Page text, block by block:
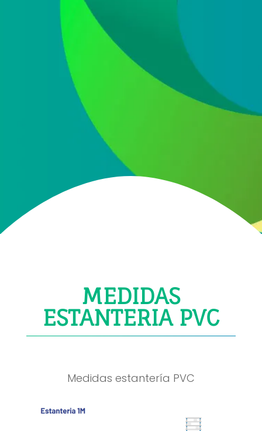
He leído y acepto la
política de protección de
Acepto recibir información comercial sobre las ofertas
y promociones de nuestra empresa (NET QUINTOS, S.L.)
relacionadas con nuestro sector en base a nuestra
política de protección de datos
MEDIDAS
ESTANTERIA PVC
Medidas estantería PVC